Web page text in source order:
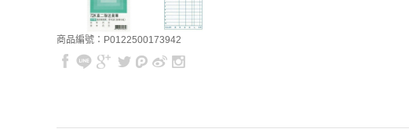
商品編號：P0122500173942